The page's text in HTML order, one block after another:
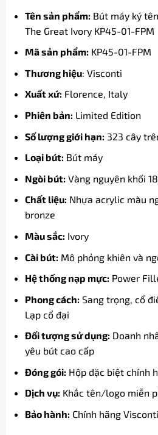
Tên sản phẩm: Bút máy ký
The Great Ivory KP45-01-FPM
Mã sản phẩm: KP45-01-FPM
Thương hiệu: Visconti
Xuất xứ: Florence, Italy
Phiên bản: Limited Edition
Số lượng giới hạn: 323 cây
Loại bút: Bút máy
Ngòi bút: Vàng nguyên khối
Chất liệu: Nhựa acrylic màu
bronze
Màu sắc: Ivory
Cài bút: Mô phỏng khiên và
Hệ thống nạp mực: Power
Phong cách: Sang trọng, cổ
Lạp cổ đại
Đối tượng sử dụng: Doanh
yêu bút cao cấp
Đóng gói: Hộp đặc biệt chính
Dịch vụ: Khắc tên/logo miễn
Bảo hành: Chính hãng Visconti